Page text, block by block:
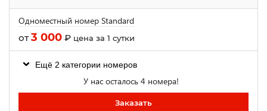
Одноместный номер Standard
от3 000 ₽ цена за 1 сутки
Ещё 2 категории номеров
У нас осталось 4 номера!
Заказать